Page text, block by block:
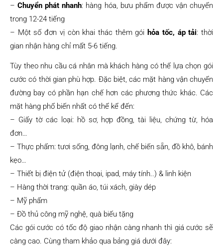
–Chuyển phát nhanh: hàng hóa, bưu phẩm được vận chuyển
trong 12-24 tiếng
– Một số đơn vị còn khai thác thêm gói hỏa tốc, áp tải: thời
gian nhận hàng chỉ mất 5-6 tiếng.
Tùy theo nhu cầu cá nhân mà khách hàng có thể lựa chọn gói
cước có thời gian phù hợp. Đặc biệt, các mặt hàng vận chuyển
đường bay có phần hạn chế hơn các phương thức khác. Các
mặt hàng phổ biến nhất có thể kể đến:
– Giấy tờ các loại: hồ sơ, hợp đồng, tài liệu, chứng từ, hóa
đơn…
– Thực phẩm: tươi sống, đông lạnh, chế biến sẵn, đồ khô, bánh
kẹo…
– Thiết bị điện tử (điện thoại, ipad, máy tính..) & linh kiện
– Hàng thời trang: quần áo, túi xách, giày dép
– Mỹ phẩm
– Đồ thủ công mỹ nghệ, quà biếu tặng
Các gói cước có tốc độ giao nhận càng nhanh thì giá cước sẽ
càng cao. Cùng tham khảo qua bảng giá dưới đây: